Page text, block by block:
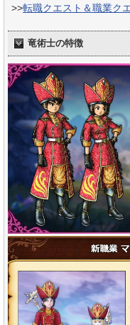
>>転職クエスト＆職業ク
竜術士の特徴